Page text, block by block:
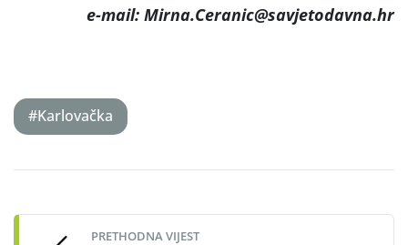
e-mail: Mirna.Ceranic@savjetodavna.hr
#Karlovačka
navigation
PRETHODNA VIJEST